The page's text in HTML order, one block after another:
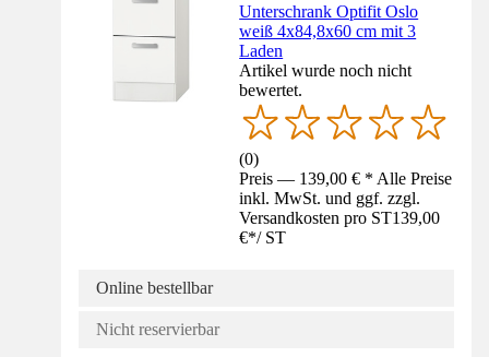
Unterschrank Optifit Oslo
weiß 4x84,8x60 cm mit 3
Laden
Artikel wurde noch nicht
bewertet.
(0)
Preis — 139,00 € * Alle Preise
inkl. MwSt. und ggf. zzgl.
Versandkosten pro ST139,00
€*/ ST
Online bestellbar
Nicht reservierbar